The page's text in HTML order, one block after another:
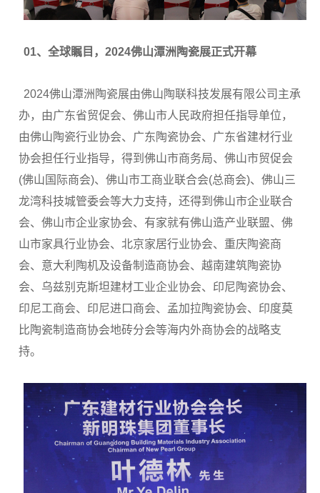
01、全球瞩目，2024佛山潭洲陶瓷展正式开幕
2024佛山潭洲陶瓷展由佛山陶联科技发展有限公司主承
办，由广东省贸促会、佛山市人民政府担任指导单位，
由佛山陶瓷行业协会、广东陶瓷协会、广东省建材行业
协会担任行业指导，得到佛山市商务局、佛山市贸促会
(佛山国际商会)、佛山市工商业联合会(总商会)、佛山三
龙湾科技城管委会等大力支持，还得到佛山市企业联合
会、佛山市企业家协会、有家就有佛山造产业联盟、佛
山市家具行业协会、北京家居行业协会、重庆陶瓷商
会、意大利陶机及设备制造商协会、越南建筑陶瓷协
会、乌兹别克斯坦建材工业企业协会、印尼陶瓷协会、
印尼工商会、印尼进口商会、孟加拉陶瓷协会、印度莫
比陶瓷制造商协会地砖分会等海内外商协会的战略支
持。